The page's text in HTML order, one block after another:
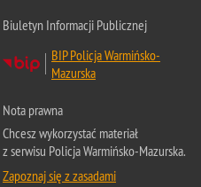
Biuletyn Informacji Publicznej
BIP Policja Warmińsko-
Mazurska
Nota prawna
Chcesz wykorzystać materiał
z serwisu Policja Warmińsko-Mazurska.
Zapoznaj się z zasadami